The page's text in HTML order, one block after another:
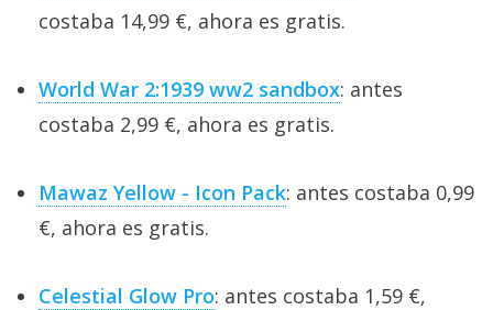
costaba 14,99 €, ahora es gratis.
World War 2:1939 ww2 sandbox: antes
costaba 2,99 €, ahora es gratis.
Mawaz Yellow - Icon Pack: antes costaba 0,99
€, ahora es gratis.
Celestial Glow Pro: antes costaba 1,59 €,